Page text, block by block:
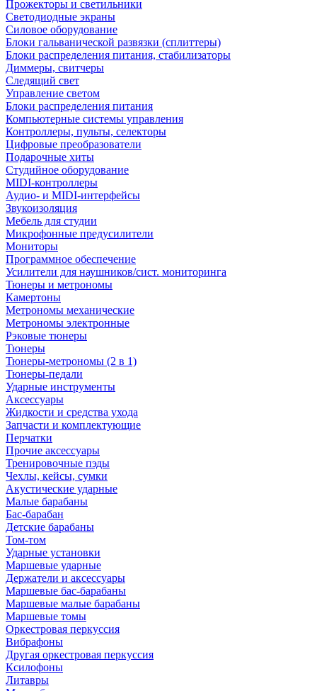
Прожекторы и светильники
Светодиодные экраны
Силовое оборудование
Блоки гальванической развязки (сплиттеры)
Блоки распределения питания, стабилизаторы
Диммеры, свитчеры
Следящий свет
Управление светом
Блоки распределения питания
Компьютерные системы управления
Контроллеры, пульты, селекторы
Цифровые преобразователи
Подарочные хиты
Студийное оборудование
MIDI-контроллеры
Аудио- и MIDI-интерфейсы
Звукоизоляция
Мебель для студии
Микрофонные предусилители
Мониторы
Программное обеспечение
Усилители для наушников/сист. мониторинга
Тюнеры и метрономы
Камертоны
Метрономы механические
Метрономы электронные
Рэковые тюнеры
Тюнеры
Тюнеры-метрономы (2 в 1)
Тюнеры-педали
Ударные инструменты
Аксессуары
Жидкости и средства ухода
Запчасти и комплектующие
Перчатки
Прочие аксессуары
Тренировочные пэды
Чехлы, кейсы, сумки
Акустические ударные
Mалые барабаны
Бас-барабан
Детские барабаны
Том-том
Ударные установки
Маршевые ударные
Держатели и аксессуары
Маршевые бас-барабаны
Маршевые малые барабаны
Маршевые томы
Оркестровая перкуссия
Вибрафоны
Другая оркестровая перкуссия
Ксилофоны
Литавры